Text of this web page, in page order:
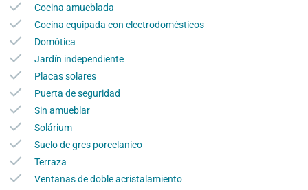
Cocina amueblada
Cocina equipada con electrodomésticos
Domótica
Jardín independiente
Placas solares
Puerta de seguridad
Sin amueblar
Solárium
Suelo de gres porcelanico
Terraza
Ventanas de doble acristalamiento